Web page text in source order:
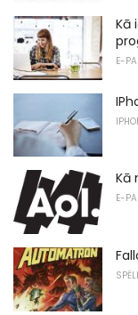
Kā
E-
Kā
E-